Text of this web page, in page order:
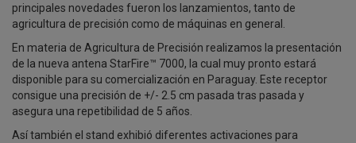
principales novedades fueron los lanzamientos, tanto de
agricultura de precisión como de máquinas en general.
En materia de Agricultura de Precisión realizamos la presentación
de la nueva antena StarFire™ 7000, la cual muy pronto estará
disponible para su comercialización en Paraguay. Este receptor
consigue una precisión de +/- 2.5 cm pasada tras pasada y
asegura una repetibilidad de 5 años.
Así también el stand exhibió diferentes activaciones para